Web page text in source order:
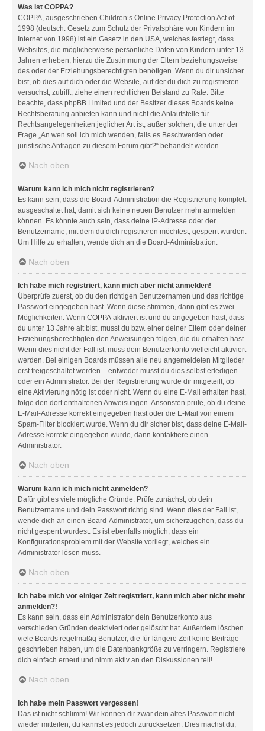
Was ist COPPA?
COPPA, ausgeschrieben Children’s Online Privacy Protection Act of
1998 (deutsch: Gesetz zum Schutz der Privatsphäre von Kindern im
Internet von 1998) ist ein Gesetz in den USA, welches festlegt, dass
Websites, die möglicherweise persönliche Daten von Kindern unter 13
Jahren erheben, hierzu die Zustimmung der Eltern beziehungsweise
des oder der Erziehungsberechtigten benötigen. Wenn du dir unsicher
bist, ob dies auf dich oder die Website, auf der du dich zu registrieren
versuchst, zutrifft, ziehe einen rechtlichen Beistand zu Rate. Bitte
beachte, dass phpBB Limited und der Besitzer dieses Boards keine
Rechtsberatung anbieten kann und nicht die Anlaufstelle für
Rechtsangelegenheiten jeglicher Art ist; außer solchen, die unter der
Frage „An wen soll ich mich wenden, falls es Beschwerden oder
juristische Anfragen zu diesem Forum gibt?“ behandelt werden.
Nach oben
Warum kann ich mich nicht registrieren?
Es kann sein, dass die Board-Administration die Registrierung komplett
ausgeschaltet hat, damit sich keine neuen Benutzer mehr anmelden
können. Es könnte auch sein, dass deine IP-Adresse oder der
Benutzername, mit dem du dich registrieren möchtest, gesperrt wurden.
Um Hilfe zu erhalten, wende dich an die Board-Administration.
Nach oben
Ich habe mich registriert, kann mich aber nicht anmelden!
Überprüfe zuerst, ob du den richtigen Benutzernamen und das richtige
Passwort eingegeben hast. Wenn diese stimmen, dann gibt es zwei
Möglichkeiten. Wenn COPPA aktiviert ist und du angegeben hast, dass
du unter 13 Jahre alt bist, musst du bzw. einer deiner Eltern oder deiner
Erziehungsberechtigten den Anweisungen folgen, die du erhalten hast.
Wenn dies nicht der Fall ist, muss dein Benutzerkonto vielleicht aktiviert
werden. Bei einigen Boards müssen alle neu angemeldeten Mitglieder
erst freigeschaltet werden – entweder musst du dies selbst erledigen
oder ein Administrator. Bei der Registrierung wurde dir mitgeteilt, ob
eine Aktivierung nötig ist oder nicht. Wenn du eine E-Mail erhalten hast,
folge den dort enthaltenen Anweisungen. Ansonsten prüfe, ob du deine
E-Mail-Adresse korrekt eingegeben hast oder die E-Mail von einem
Spam-Filter blockiert wurde. Wenn du dir sicher bist, dass deine E-Mail-
Adresse korrekt eingegeben wurde, dann kontaktiere einen
Administrator.
Nach oben
Warum kann ich mich nicht anmelden?
Dafür gibt es viele mögliche Gründe. Prüfe zunächst, ob dein
Benutzername und dein Passwort richtig sind. Wenn dies der Fall ist,
wende dich an einen Board-Administrator, um sicherzugehen, dass du
nicht gesperrt wurdest. Es ist ebenfalls möglich, dass ein
Konfigurationsproblem mit der Website vorliegt, welches ein
Administrator lösen muss.
Nach oben
Ich habe mich vor einiger Zeit registriert, kann mich aber nicht mehr
anmelden?!
Es kann sein, dass ein Administrator dein Benutzerkonto aus
verschieden Gründen deaktiviert oder gelöscht hat. Außerdem löschen
viele Boards regelmäßig Benutzer, die für längere Zeit keine Beiträge
geschrieben haben, um die Datenbankgröße zu verringern. Registriere
dich einfach erneut und nimm aktiv an den Diskussionen teil!
Nach oben
Ich habe mein Passwort vergessen!
Das ist nicht schlimm! Wir können dir zwar dein altes Passwort nicht
wieder mitteilen, du kannst es jedoch zurücksetzen. Dies machst du,